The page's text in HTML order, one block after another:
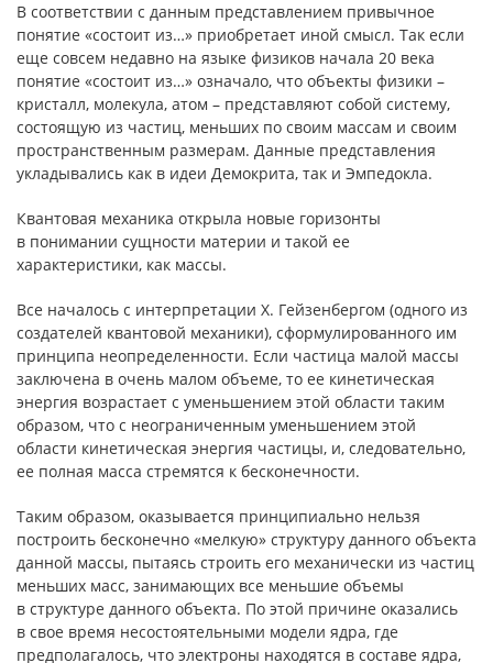
В соответствии с данным представлением привычное
понятие «состоит из…» приобретает иной смысл. Так если
еще совсем недавно на языке физиков начала 20 века
понятие «состоит из…» означало, что объекты физики –
кристалл, молекула, атом – представляют собой систему,
состоящую из частиц, меньших по своим массам и своим
пространственным размерам. Данные представления
укладывались как в идеи Демокрита, так и Эмпедокла.
Квантовая механика открыла новые горизонты
в понимании сущности материи и такой ее
характеристики, как массы.
Все началось с интерпретации Х. Гейзенбергом (одного из
создателей квантовой механики), сформулированного им
принципа неопределенности. Если частица малой массы
заключена в очень малом объеме, то ее кинетическая
энергия возрастает с уменьшением этой области таким
образом, что с неограниченным уменьшением этой
области кинетическая энергия частицы, и, следовательно,
ее полная масса стремятся к бесконечности.
Таким образом, оказывается принципиально нельзя
построить бесконечно «мелкую» структуру данного объекта
данной массы, пытаясь строить его механически из частиц
меньших масс, занимающих все меньшие объемы
в структуре данного объекта. По этой причине оказались
в свое время несостоятельными модели ядра, где
предполагалось, что электроны находятся в составе ядра,